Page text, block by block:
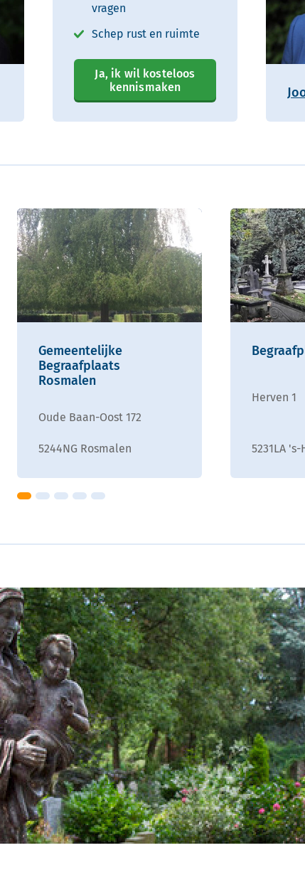
vragen
Schep rust en ruimte
Ja, ik wil kosteloos
kennismaken
Gemeentelijke
Begraafplaats
Rosmalen
Oude Baan-Oost 172
5244NG Rosmalen
Herven 1
5231LA